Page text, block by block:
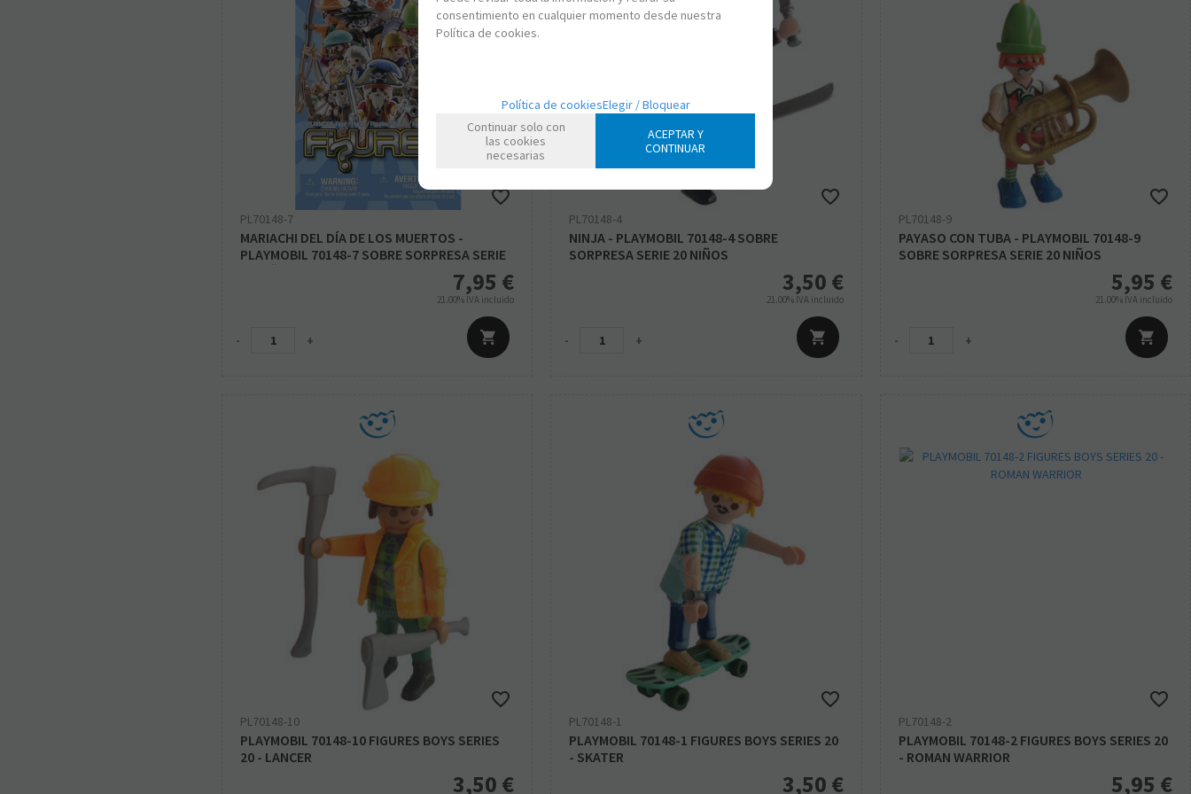
PL70148-7
MARIACHI DEL DÍA DE LOS MUERTOS -
PLAYMOBIL 70148-7 SOBRE SORPRESA SERIE
7,95 €
21.00% IVA incluido
- +
PL70148-4
NINJA - PLAYMOBIL 70148-4 SOBRE
SORPRESA SERIE 20 NIÑOS
3,50 €
21.00% IVA incluido
- +
PL70148-9
PAYASO CON TUBA - PLAYMOBIL 70148-9
SOBRE SORPRESA SERIE 20 NIÑOS
5,95 €
21.00% IVA incluido
- +
PL70148-10
PLAYMOBIL 70148-10 FIGURES BOYS SERIES
20 - LANCER
3,50 €
PL70148-1
PLAYMOBIL 70148-1 FIGURES BOYS SERIES 20
- SKATER
3,50 €
PL70148-2
PLAYMOBIL 70148-2 FIGURES BOYS SERIES 20
- ROMAN WARRIOR
5,95 €
consentimiento en cualquier momento desde nuestra
Política de cookies.
Política de cookiesElegir / Bloquear
Continuar solo con
las cookies
necesarias
ACEPTAR Y
CONTINUAR